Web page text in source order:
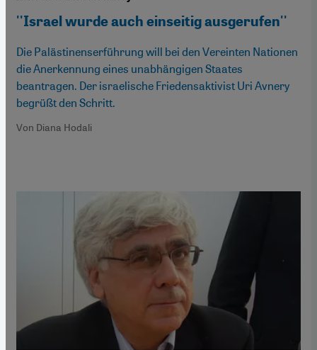
''Israel wurde auch einseitig ausgerufen''
Die Palästinenserführung will bei den Vereinten Nationen
die Anerkennung eines unabhängigen Staates
beantragen. Der israelische Friedensaktivist Uri Avnery
begrüßt den Schritt.
Von Diana Hodali